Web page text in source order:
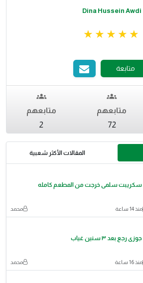
Dina Hussein Awdi
متابعة
متابعهم
72
متابعهم
2
المقالات الأكثر شعبية
سكريبت سلمى خرجت من المطعم كامله
منذ 14 ساعة محمد
جوزى رجع بعد ٣ سنين غياب
منذ 16 ساعة محمد